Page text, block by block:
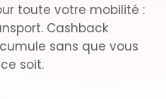
toute votre mobilité :
Cashback
sans que vous
soit.